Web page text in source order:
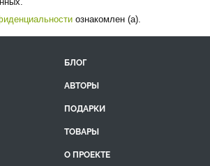
ознакомлен (а).
БЛОГ
АВТОРЫ
ПОДАРКИ
ТОВАРЫ
О ПРОЕКТЕ